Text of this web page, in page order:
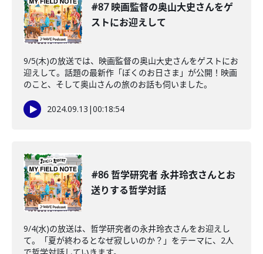
#87 映画監督の奥山大史さんをゲ
ストにお迎えして
9/5(木)の放送では、映画監督の奥山大史さんをゲストにお
迎えして。話題の最新作「ぼくのお日さま」が公開！映画
のこと、そして奥山さんの旅のお話も伺いました。
2024.09.13 |00:18:54
#86 哲学研究者 永井玲衣さんとお
送りする哲学対話
9/4(水)の放送は、哲学研究者の永井玲衣さんをお迎えし
て。「夏が終わるとなぜ寂しいのか？」をテーマに、2人